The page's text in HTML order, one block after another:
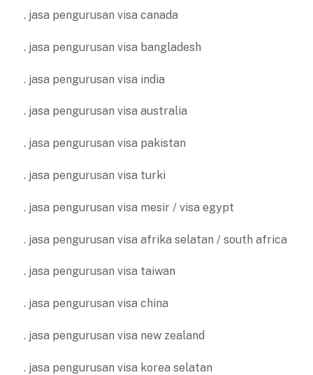
. jasa pengurusan visa canada
. jasa pengurusan visa bangladesh
. jasa pengurusan visa india
. jasa pengurusan visa australia
. jasa pengurusan visa pakistan
. jasa pengurusan visa turki
. jasa pengurusan visa mesir / visa egypt
. jasa pengurusan visa afrika selatan / south africa
. jasa pengurusan visa taiwan
. jasa pengurusan visa china
. jasa pengurusan visa new zealand
. jasa pengurusan visa korea selatan